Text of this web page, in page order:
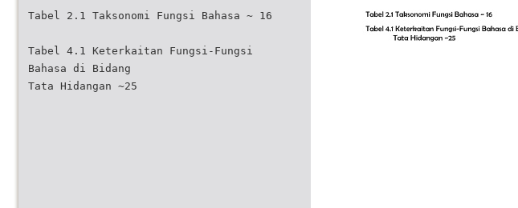
Tabel 2.1 Taksonomi Fungsi Bahasa ~ 16
Tabel 4.1 Keterkaitan Fungsi-Fungsi
Bahasa di Bidang
Tata Hidangan ~25